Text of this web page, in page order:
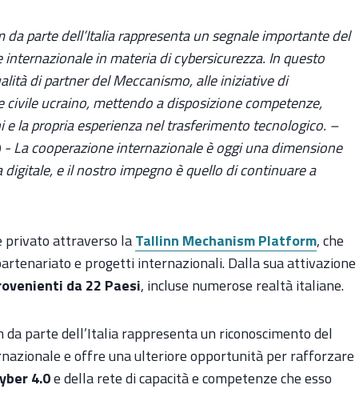
parte dell’Italia rappresenta un segnale importante del
in materia di cybersicurezza. In questo
di partner del Meccanismo, alle iniziative di
ucraino, mettendo a disposizione competenze,
la propria esperienza nel trasferimento tecnologico. –
- La cooperazione internazionale è oggi una dimensione
e il nostro impegno è quello di continuare a
privato attraverso laTallinn Mechanism Platform, che
e progetti internazionali. Dalla sua attivazione
da 22 Paesi, incluse numerose realtà italiane.
parte dell’Italia rappresenta un riconoscimento del
e offre una ulteriore opportunità per rafforzare
4.0e della rete di capacità e competenze che esso